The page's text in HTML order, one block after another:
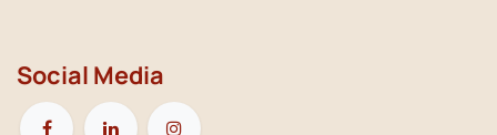
Social Media